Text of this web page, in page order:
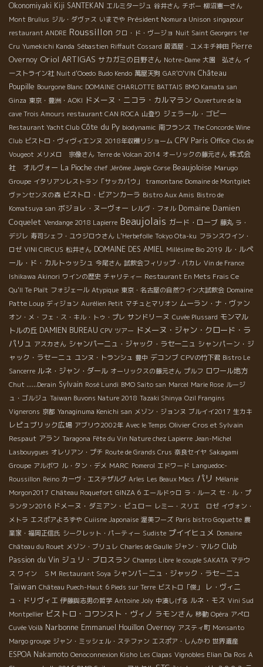
Okonomiyaki Kiji SANTEKAN エルミタージュ 谷井さん チボー 柳沼憲一さん
Mont Brulius ジル・ダヴァス いまでや Président Nomura Unison singapour
restaurant ANDRE Roussillon クロ・ド・ヴージョ Nuit Saint Georgers 1er
Cru Yumekichi Kanda Sébastien Riffault Cossard 居酒屋・ユメキチ神田 Pierre
Overnoy Oriol ARTIGAS サカガミの日野さん Notre-Dame 大園 弘さん イ
ーストライン社 Nuit d'Ooedo Budo Kendo 萬屋天狗 GAR'O'VIN Château
Poupille Bourgone Blanc DOMAINE CHARLOTTE BATTAIS BMO Kamata san
Ginza 東京・豊洲・AOKI ドメーヌ・ニコラ・カルマラン Ouverture de la
cave Trois Amours restaurant CAN ROCA 山登り ジェラール・ゴビー
Restaurant Yacht Club Côte du Py biodynamic 南フランス The Concorde Wine
Club ビストロ・ヴィヴィエンヌ 2018年収穫リショーム CPV Paris Office Clos de
Vougeot メリメロ 宗像さん Terre de Volcan 2014 オーリックの藤元さん 株式会
社 オルヴォー La Pioche chef Jérôme Jaegle Corse Beaujoloise Marugo
Groupe イタリアンレストラン「サッカパウ」 tramontane Domaine de Montgilet
ヴァンセンヌの森 ビストロ・ビアンカーラ Bistro Aux Amis Bistro de
Komatsuya san ボジョレ・ヌーヴォー レルヴ・フォル Domaine Damien
Coquelet Vendange 2018 Lapierre Beaujolais ガード・ローブ 藤丸 ラ・
デジレ 寿司シェフ・ユウジロウさん L'Herbefolle Tokyo Ota-ku フランスワイン・
ロゼ VINI CIRCUS 松井さん DOMAINE DES AMIEL Millésime Bio 2019 ル・ルペ
ール・ド・カルトゥッシュ 今尾さん 試飲会フィリップ・パカレ Vin de France
Ishikawa Akinori ワインの歴史 チャリティー Restaurant En Mets Frais Ce
Qu'Il Te Plaît フォジェール Atypique 東京・名古屋の自然ワイン大試飲会 Domaine
Patte Loup ディジョン Aurélien Petit マチュとマリオン ムーラン・ナ・ヴァン
オン・メ・フェ・ス・キル・トゥ・プレ サンドリーヌ Cuvée Plussard モンマル
トルの丘 DAMIEN BUREAU CPV ツアー ドメーヌ・ジャン・クロード・ラ
パリュ アスカさん シャンパーニュ・ジャック・ラセーニュ シャンパーン・ジ
ャック・ラセーニュ ユンヌ・トランシュ 豊中 デコンブ CPVの竹下君 Bistro Le
Sancerre ルネ・ジャン・ダール オーリックスの藤元さん プルフ ロワール地方
Chut ......Derain Sylvain Rosé Lundi BMO Saito san Marcel Marie Rose ルージ
ュ・ゴルジュ Taiwan Buvons Nature 2018 Tazaki Shinya Ozil Frangins
Vignerons 京都 Yanaginuma Kenichi san メゾン・ジョンヌ ブルイイ2017 生カキ
レピュブリック広場 アブリウ2002年 Avec le Temps Olivier Cros et Sylvain
Respaut アラン Taragona Fête du Vin Nature chez Lapierre Jean-Michel
Lasbouygues オレリアン・プチ Route de Grands Crus 奈良セイヤ Sakagami
Groupe アルボワ ル・タン・デメ MARC Pomerol エドワード Languedoc-
Roussillon Reino カーヴ・エステザルグ Arles Les Beaux Macs パリ Mélanie
Morgon2017 Château Roquefort GINZA 6 エールドゥロ ラ・ルース セ・ル・プ
ランタン2016 ドメーヌ・ダミアン・ビュロー レミー・スリエ ロゼ イヴォン・
メトラ エスポアよろずや Cuiisne Japonaise 渥美フーズ Paris bistro Goguette 農
業家・福岡正信氏 シークレット・パーティー Sudiste プイイヒュメ Domaine
Château du Rouet メゾン・ブリュレ Charles de Gaulle ジャン・マルク Club
Passion du Vin ジュリ・ブロスラン Champs Libre le couple SAKATA マテウ
ス ワイン ＳＭ Restaurant Soya シャンパ－ニュ・ジャック・ラセ－ニュ
Taiwan Château Puech-Haut 6 Pieds sur Terre ビストロ「俊」
レ・ヴィニ
ュ・ドリヴィエ 伊藤與志男の哲学 Antoine Joly 中湊しげる ルネ・モス Vini Sud
Montpellier ビストロ・コワンスト・ヴィノ ラモンさん 移動 Opéra アぺロ
Cuvée Voilà Narbonne Emmanuel Houillon Overnoy アスティ町 Monsanto
Margo groupe ジャン・ミッシェル・ステファン エスポア・しんかわ 世界遺産
ESPOA Nakamoto Oenoconnexion Kisho Les Clapas Vignobles Elian Da Ros A